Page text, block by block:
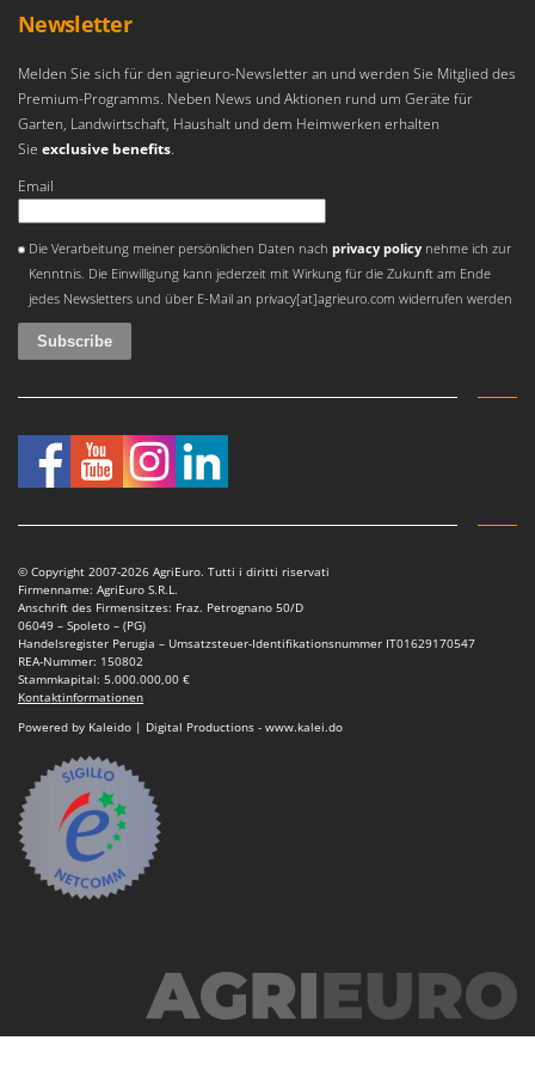
W
Wasserpumpen
Wasserpumpen für Traktoren
Wein- und Obstpressen
Wiesenwalzen für Traktor
Wippsägen
Wurstfüller
Zubehör für Rasentraktoren
KitchenAid
L
Laica
Lampacrescia - MGM
Landxcape
LAR Casalinghi
Lavor
Linea VZ
Lisam
M
M.A.I.BO.
Macom
MAMMAMIA
Marcato
Marina Systems
Master
Mastercook
McCulloch
MCH
Michelin
Mille
Minox
More than chef
Newsletter
Melden Sie sich für den agrieuro-Newsletter an und werden Sie Mitglied des
Premium-Programms. Neben News und Aktionen rund um Geräte für
Garten, Landwirtschaft, Haushalt und dem Heimwerken erhalten
Sie exclusive benefits.
Email
Die Verarbeitung meiner persönlichen Daten nachprivacy policy nehme ich zur
Kenntnis. Die Einwilligung kann jederzeit mit Wirkung für die Zukunft am Ende
jedes Newsletters und über E-Mail an privacy[at]agrieuro.com widerrufen werden
© Copyright 2007-2026 AgriEuro. Tutti i diritti riservati
Firmenname: AgriEuro S.R.L.
Anschrift des Firmensitzes: Fraz. Petrognano 50/D
06049 – Spoleto – (PG)
Handelsregister Perugia – Umsatzsteuer-Identifikationsnummer IT01629170547
REA-Nummer: 150802
Stammkapital: 5.000.000,00 €
Kontaktinformationen
Powered by Kaleido | Digital Productions - www.kalei.do